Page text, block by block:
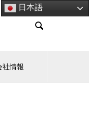
日本語

社情報